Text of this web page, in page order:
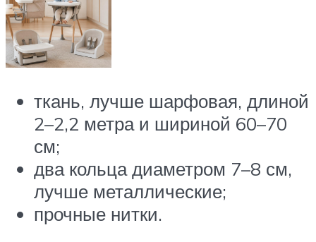
ткань, лучше шарфовая, длиной
2–2,2 метра и шириной 60–70
см;
два кольца диаметром 7–8 см,
лучше металлические;
прочные нитки.